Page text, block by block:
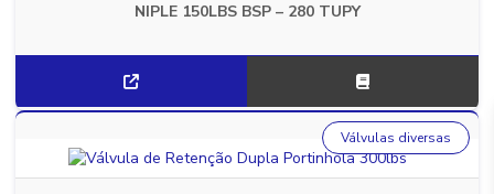
NIPLE 150LBS BSP – 280 TUPY
Válvulas diversas